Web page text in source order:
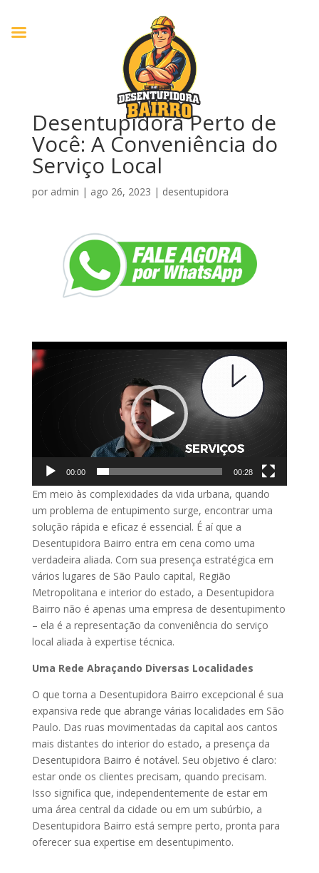
Desentupidora Perto de
Você: A Conveniência do
Serviço Local
por admin | ago 26, 2023 | desentupidora
Tocador
de
vídeo
00:00 00:28
Em meio às complexidades da vida urbana, quando
um problema de entupimento surge, encontrar uma
solução rápida e eficaz é essencial. É aí que a
Desentupidora Bairro entra em cena como uma
verdadeira aliada. Com sua presença estratégica em
vários lugares de São Paulo capital, Região
Metropolitana e interior do estado, a Desentupidora
Bairro não é apenas uma empresa de desentupimento
– ela é a representação da conveniência do serviço
local aliada à expertise técnica.
Uma Rede Abraçando Diversas Localidades
O que torna a Desentupidora Bairro excepcional é sua
expansiva rede que abrange várias localidades em São
Paulo. Das ruas movimentadas da capital aos cantos
mais distantes do interior do estado, a presença da
Desentupidora Bairro é notável. Seu objetivo é claro:
estar onde os clientes precisam, quando precisam.
Isso significa que, independentemente de estar em
uma área central da cidade ou em um subúrbio, a
Desentupidora Bairro está sempre perto, pronta para
oferecer sua expertise em desentupimento.